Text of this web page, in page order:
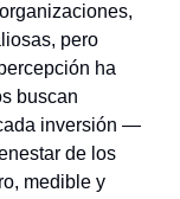
pero
ha
buscan
inversión —
de los
medible y